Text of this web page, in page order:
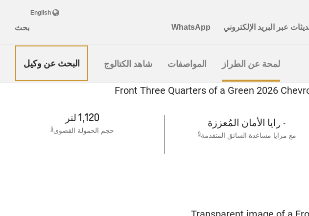
لمحة عن الطراز المواصفات شاهد الكتالوج البحث عن وكيل
مزايا الأمان المُعززة
مع مزايا مساعدة السائق المتقدمة§
1,120 لتر
حجم الحمولة القصوى§